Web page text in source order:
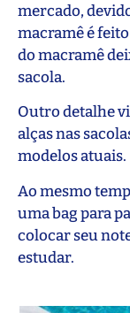
mercado,
macramê é
do macramê
sacola.
Outro detalhe
alças nas
modelos atuais.
Ao mesmo
uma bag para
colocar seu
estudar.